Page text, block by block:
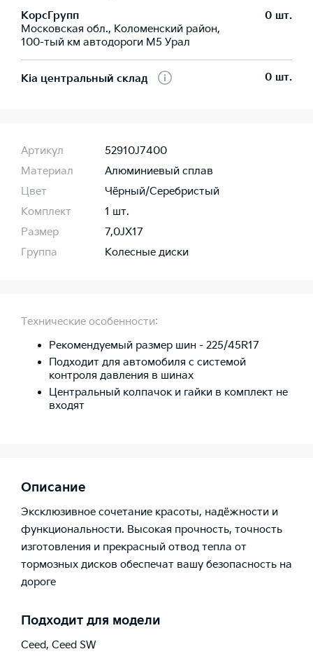
КорсГрупп
Московская обл., Коломенский район,
100-тый км автодороги М5 Урал
0 шт.
Kia центральный склад 0 шт.
Артикул
52910J7400
Материал
Алюминиевый сплав
Цвет
Чёрный/Серебристый
Комплект
1 шт.
Размер
7,0JХ17
Группа
Колесные диски
Технические особенности:
Рекомендуемый размер шин - 225/45R17
Подходит для автомобиля с системой
контроля давления в шинах
Центральный колпачок и гайки в комплект не
входят
Описание
Эксклюзивное сочетание красоты, надёжности и
функциональности. Высокая прочность, точность
изготовления и прекрасный отвод тепла от
тормозных дисков обеспечат вашу безопасность на
дороге
Подходит для модели
Ceed, Ceed SW